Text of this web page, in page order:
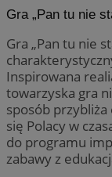
Gra „Pan tu nie
Gra „Pan tu nie
Inspirowana
towarzyska gra
sposób
się Polacy w
do programu
zabawy z